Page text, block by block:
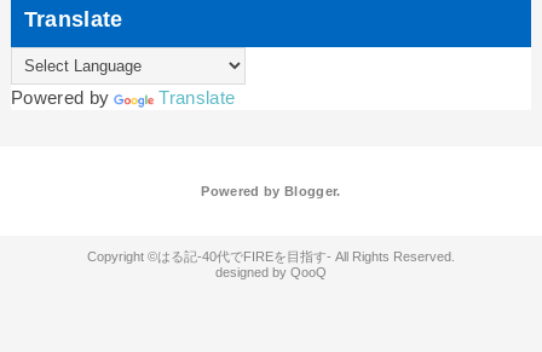
Translate
Powered by Translate
Powered by Blogger.
はる記-40代でFIREを目指す-
QooQ